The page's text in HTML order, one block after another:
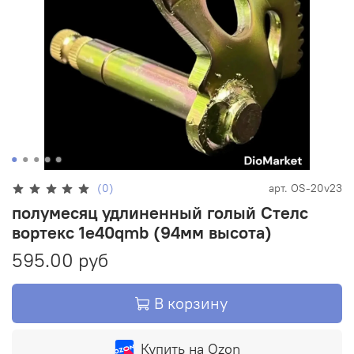
(0) арт. OS-20v23
полумесяц удлиненный голый Стелс
вортекс 1e40qmb (94мм высота)
595.00 руб
В корзину
Купить на Ozon